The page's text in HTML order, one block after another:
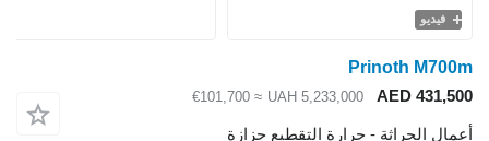
فيديو
Prinoth M700m
AED 431,500
UAH 5,233,000
≈ €101,700
أعمال الحراثة - جرارة التقطيع جزازة